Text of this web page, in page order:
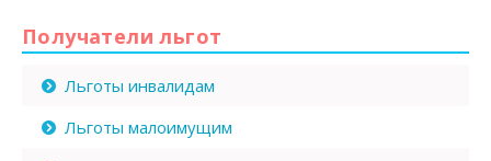
Получатели льгот
Льготы инвалидам
Льготы малоимущим